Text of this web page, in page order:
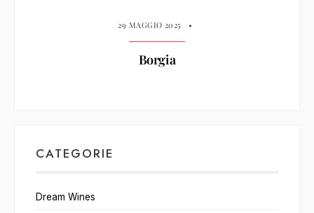
29 MAGGIO 2025 •
Borgia
CATEGORIE
Dream Wines